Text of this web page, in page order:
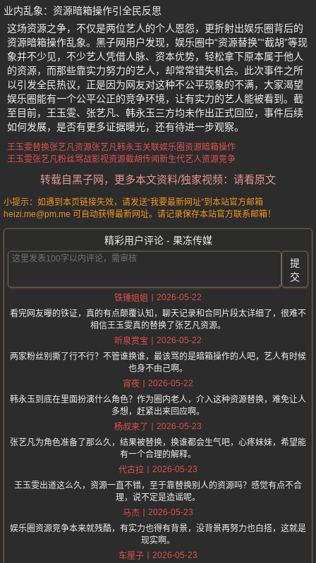
业内乱象：资源暗箱操作引全民反思
这场资源之争，不仅是两位艺人的个人恩怨，更折射出娱乐圈背后的
资源暗箱操作乱象。黑子网用户发现，娱乐圈中“资源替换”“截胡”等现
象并不少见，不少艺人凭借人脉、资本优势，轻松拿下原本属于他人
的资源，而那些靠实力努力的艺人，却常常错失机会。此次事件之所
以引发全民热议，正是因为网友对这种不公平现象的不满，大家渴望
娱乐圈能有一个公平公正的竞争环境，让有实力的艺人能被看到。截
至目前，王玉雯、张艺凡、韩永玉三方均未作出正式回应，事件后续
如何发展，是否有更多证据曝光，还有待进一步观察。
王玉雯替换张艺凡资源张艺凡韩永玉关联娱乐圈资源暗箱操作
王玉雯张艺凡粉丝骂战影视资源截胡传闻新生代艺人资源竞争
转载自黑子网，更多本文资料/独家视频：请看原文
小提示：如遇到本页链接失效，请发送“我要最新网址”到本站官方邮箱
heizi.me@pm.me 可自动获得最新网址。请记录保存本站官方联系邮箱！
精彩用户评论 - 果冻传媒
提
交
铁锤姐姐
2026-05-22
看完网友曝的铁证，真的有点颠覆认知，聊天记录和合同片段太详细了，很难不
相信王玉雯真的替换了张艺凡资源。
听泉赏宝
2026-05-22
两家粉丝别撕了行不行？不管谁换谁，最该骂的是暗箱操作的人吧，艺人有时候
也身不由己啊。
宵夜
2026-05-22
韩永玉到底在里面扮演什么角色？作为圈内老人，介入这种资源替换，难免让人
多想，赶紧出来回应啊。
杨叔来了
2026-05-23
张艺凡为角色准备了那么久，结果被替换，换谁都会生气吧，心疼妹妹，希望能
有一个合理的解释。
代古拉
2026-05-23
王玉雯出道这么久，资源一直不错，至于靠替换别人的资源吗？感觉有点不合
理，说不定是造谣呢。
马杰
2026-05-23
娱乐圈资源竞争本来就残酷，有实力也得有背景，没背景再努力也白搭，这就是
现实啊。
车厘子
2026-05-23